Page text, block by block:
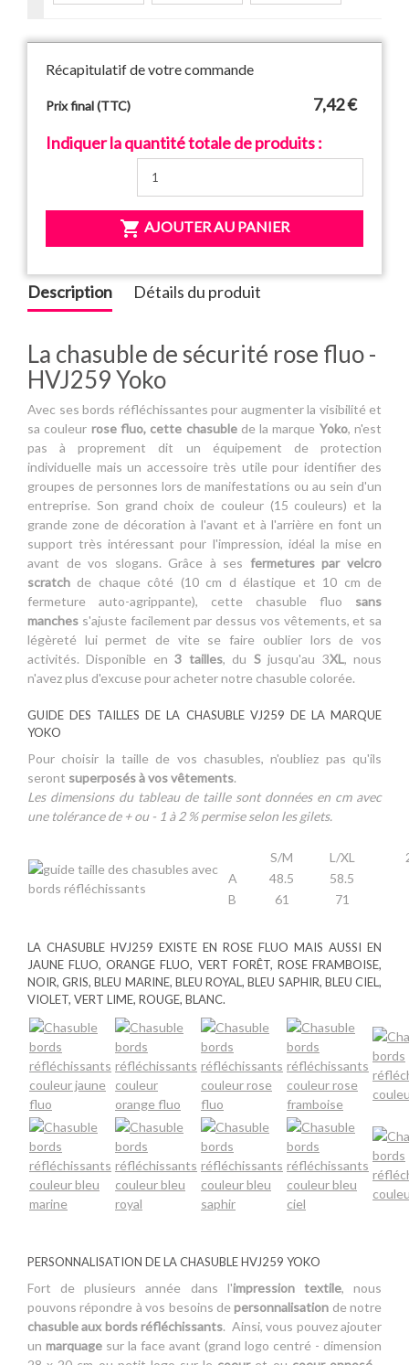
Récapitulatif de votre commande
Prix final (TTC)
7,42 €
Indiquer la quantité totale de produits :
 AJOUTER AU PANIER
Description Détails du produit
La chasuble de sécurité rose fluo -
HVJ259 Yoko
Avec ses bords réfléchissantes pour augmenter la visibilité et
sa couleur rose fluo, cette chasuble de la marque Yoko, n'est
pas à proprement dit un équipement de protection
individuelle mais un accessoire très utile pour identifier des
groupes de personnes lors de manifestations ou au sein d'un
entreprise. Son grand choix de couleur (15 couleurs) et la
grande zone de décoration à l'avant et à l'arrière en font un
support très intéressant pour l'impression, idéal la mise en
avant de vos slogans. Grâce à ses fermetures par velcro
scratch de chaque côté (10 cm d élastique et 10 cm de
fermeture auto-agrippante), cette chasuble fluo sans
manches s'ajuste facilement par dessus vos vêtements, et sa
légèreté lui permet de vite se faire oublier lors de vos
activités. Disponible en3 tailles, du Sjusqu'au 3XL, nous
n'avez plus d'excuse pour acheter notre chasuble colorée.
GUIDE DES TAILLES DE LA CHASUBLE VJ259 DE LA MARQUE
YOKO
Pour choisir la taille de vos chasubles, n'oubliez pas qu'ils
seront superposés à vos vêtements.
Les dimensions du tableau de taille sont données en cm avec
une tolérance de + ou - 1 à 2 % permise selon les gilets.
S/M L/XL
A
48.5
58.5
B
61 71
LA CHASUBLE HVJ259 EXISTE EN ROSE FLUO MAIS AUSSI EN
JAUNE FLUO, ORANGE FLUO, VERT FORÊT, ROSE FRAMBOISE,
NOIR, GRIS, BLEU MARINE, BLEU ROYAL, BLEU SAPHIR, BLEU CIEL,
VIOLET, VERT LIME, ROUGE, BLANC.
PERSONNALISATION DE LA CHASUBLE HVJ259 YOKO
Fort de plusieurs année dans l'impression textile, nous
pouvons répondre à vos besoins de personnalisation de notre
chasuble aux bords réfléchissants. Ainsi, vous pouvez ajouter
un marquage sur la face avant (grand logo centré - dimension